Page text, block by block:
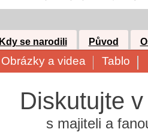
Kdy se narodili Původ
Obrázky a videa Tablo
Diskutujte v
s majiteli a